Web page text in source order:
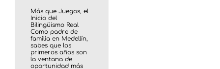
Más que Juegos, el
Inicio del
Bilingüismo Real
Como padre de
familia en Medellín,
sabes que los
primeros años son
la ventana de
oportunidad más